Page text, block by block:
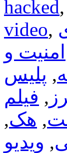
hacked,
video,
امنیت و
,
,
, هک,
, ویدیو